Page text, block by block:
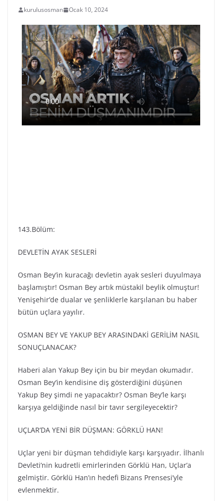
kurulusosman Ocak 10, 2024
143.Bölüm:
DEVLETİN AYAK SESLERİ
Osman Bey’in kuracağı devletin ayak sesleri duyulmaya
başlamıştır! Osman Bey artık müstakil beylik olmuştur!
Yenişehir’de dualar ve şenliklerle karşılanan bu haber
bütün uçlara yayılır.
OSMAN BEY VE YAKUP BEY ARASINDAKİ GERİLİM NASIL
SONUÇLANACAK?
Haberi alan Yakup Bey için bu bir meydan okumadır.
Osman Bey’in kendisine diş gösterdiğini düşünen
Yakup Bey şimdi ne yapacaktır? Osman Bey’le karşı
karşıya geldiğinde nasıl bir tavır sergileyecektir?
UÇLAR’DA YENİ BİR DÜŞMAN: GÖRKLÜ HAN!
Uçlar yeni bir düşman tehdidiyle karşı karşıyadır. İlhanlı
Devleti’nin kudretli emirlerinden Görklü Han, Uçlar’a
gelmiştir. Görklü Han’ın hedefi Bizans Prensesi’yle
evlenmektir.